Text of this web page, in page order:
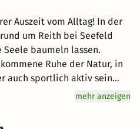
Auszeit vom Alltag! In der
um Reith bei Seefeld
Seele baumeln lassen.
Ruhe der Natur, in
auch sportlich aktiv sein
Umgebung für
einem reichhaltigen
mehr anzeigen